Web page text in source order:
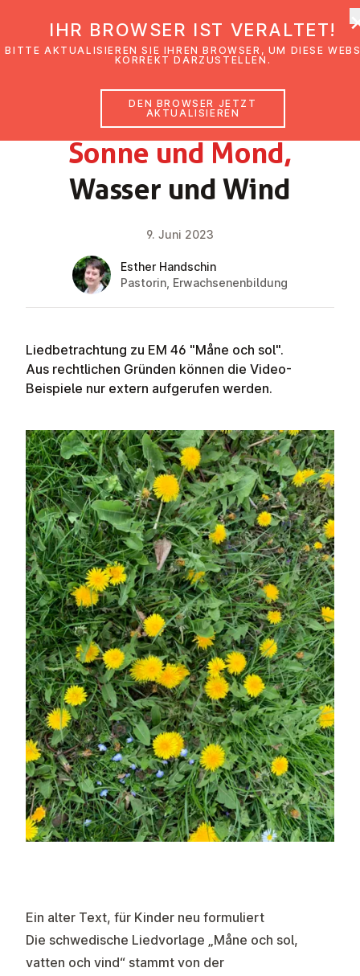
Sonne und Mond,
Wasser und Wind
GLAUBENSIMPULS
9. Juni 2023
Esther Handschin
Pastorin, Erwachsenenbildung
Liedbetrachtung zu EM 46 "Måne och sol".
Aus rechtlichen Gründen können die Video-
Beispiele nur extern aufgerufen werden.
Ein alter Text, für Kinder neu formuliert
Die schwedische Liedvorlage „Måne och sol,
vatten och vind“ stammt von der
IHR BROWSER IST VERALTET!
BITTE AKTUALISIEREN SIE IHREN BROWSER, UM DIESE
KORREKT DARZUSTELLEN.
DEN BROWSER JETZT
AKTUALISIEREN